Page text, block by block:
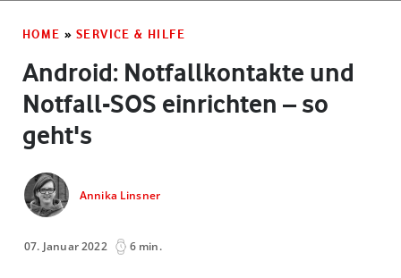
HOME » SERVICE & HILFE
Android: Notfallkontakte und
Notfall-SOS einrichten – so
geht's
Annika Linsner
07. Januar 2022 6 min.